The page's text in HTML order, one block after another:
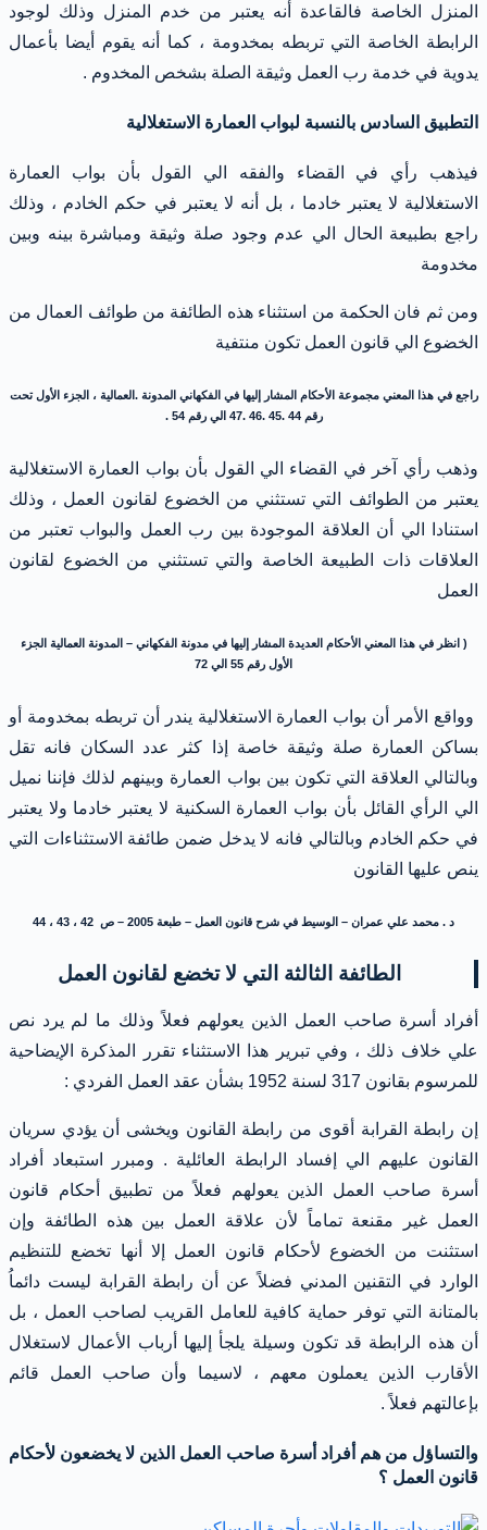
المنزل الخاصة فالقاعدة أنه يعتبر من خدم المنزل وذلك لوجود
الرابطة الخاصة التي تربطه بمخدومة ، كما أنه يقوم أيضا بأعمال
يدوية في خدمة رب العمل وثيقة الصلة بشخص المخدوم .
التطبيق السادس بالنسبة لبواب العمارة الاستغلالية
فيذهب رأي في القضاء والفقه الي القول بأن بواب العمارة
الاستغلالية لا يعتبر خادما ، بل أنه لا يعتبر في حكم الخادم ، وذلك
راجع بطبيعة الحال الي عدم وجود صلة وثيقة ومباشرة بينه وبين
مخدومة
ومن ثم فان الحكمة من استثناء هذه الطائفة من طوائف العمال من
الخضوع الي قانون العمل تكون منتفية
راجع في هذا المعني مجموعة الأحكام المشار إليها في الفكهاني المدونة .العمالية ، الجزء الأول تحت
رقم 44 .45 .46 .47 الي رقم 54 .
وذهب رأي آخر في القضاء الي القول بأن بواب العمارة الاستغلالية
يعتبر من الطوائف التي تستثني من الخضوع لقانون العمل ، وذلك
استنادا الي أن العلاقة الموجودة بين رب العمل والبواب تعتبر من
العلاقات ذات الطبيعة الخاصة والتي تستثني من الخضوع لقانون
العمل
( انظر في هذا المعني الأحكام العديدة المشار إليها في مدونة الفكهاني – المدونة العمالية الجزء
الأول رقم 55 الي 72
وواقع الأمر أن بواب العمارة الاستغلالية يندر أن تربطه بمخدومة أو
بساكن العمارة صلة وثيقة خاصة إذا كثر عدد السكان فانه تقل
وبالتالي العلاقة التي تكون بين بواب العمارة وبينهم لذلك فإننا نميل
الي الرأي القائل بأن بواب العمارة السكنية لا يعتبر خادما ولا يعتبر
في حكم الخادم وبالتالي فانه لا يدخل ضمن طائفة الاستثناءات التي
ينص عليها القانون
د . محمد علي عمران – الوسيط في شرح قانون العمل – طبعة 2005 – ص 42 ، 43 ، 44
الطائفة الثالثة التي لا تخضع لقانون العمل
أفراد أسرة صاحب العمل الذين يعولهم فعلاً وذلك ما لم يرد نص
علي خلاف ذلك ، وفي تبرير هذا الاستثناء تقرر المذكرة الإيضاحية
للمرسوم بقانون 317 لسنة 1952 بشأن عقد العمل الفردي :
إن رابطة القرابة أقوى من رابطة القانون ويخشى أن يؤدي سريان
القانون عليهم الي إفساد الرابطة العائلية . ومبرر استبعاد أفراد
أسرة صاحب العمل الذين يعولهم فعلاً من تطبيق أحكام قانون
العمل غير مقنعة تماماً لأن علاقة العمل بين هذه الطائفة وإن
استثنت من الخضوع لأحكام قانون العمل إلا أنها تخضع للتنظيم
الوارد في التقنين المدني فضلاً عن أن رابطة القرابة ليست دائماُ
بالمتانة التي توفر حماية كافية للعامل القريب لصاحب العمل ، بل
أن هذه الرابطة قد تكون وسيلة يلجأ إليها أرباب الأعمال لاستغلال
الأقارب الذين يعملون معهم ، لاسيما وأن صاحب العمل قائم
بإعالتهم فعلاً .
والتساؤل من هم أفراد أسرة صاحب العمل الذين لا يخضعون لأحكام
قانون العمل ؟